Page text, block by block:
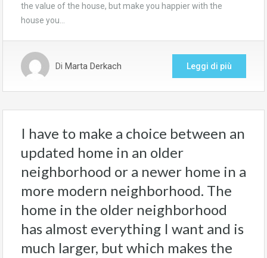
the value of the house, but make you happier with the
house you…
Di Marta Derkach Leggi di più
I have to make a choice between an
updated home in an older
neighborhood or a newer home in a
more modern neighborhood. The
home in the older neighborhood
has almost everything I want and is
much larger, but which makes the